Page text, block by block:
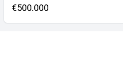
€500.000